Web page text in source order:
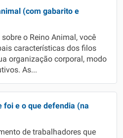
(com gabarito e
o Reino Animal, você
características dos filos
organização corporal, modo
As...
foi e o que defendia (na
de trabalhadores que